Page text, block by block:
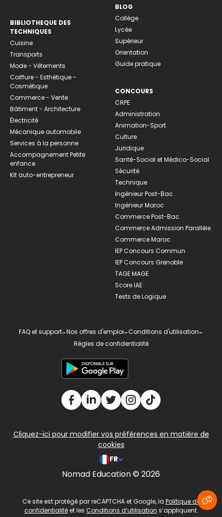
BIBLIOTHEQUE DES
TECHNIQUES
Cuisine
Transports
Mode - Vêtements
Coiffure - Esthétique -
Cosmétique
Commerce - Vente
Bâtiment - Architecture
Électricité
Mécanique automobile
Services à la personne
Accompagnement Petite
enfance
Kit auto-entrepreneur
BLOG
Collège
Lycée
Supérieur
Orientation
Guide pratique
CONCOURS
CRPE
Administration
Animation-Sport
Culture
Juridique
Santé-Social et Médico-Social
Sécurité
Technique
Ingénieur Post-Bac
Ingénieur Maroc
Commerce Post-Bac
Commerce Admission Parallèle
Commerce Maroc
IEP Concours Commun
IEP Concours Grenoble
TAGE MAGE
Score IAE
Tests de Logique
FAQ et support-Nos offres d'emploi-Conditions d'utilisation-
Règles de confidentialité
Cliquez-ici pour modifier vos préférences en matière de
cookies
FR
Nomad Education © 2026
Ce site est protégé par reCAPTCHA et Google, la Politique de
confidentialitéet les Conditions d’utilisation s’appliquent.